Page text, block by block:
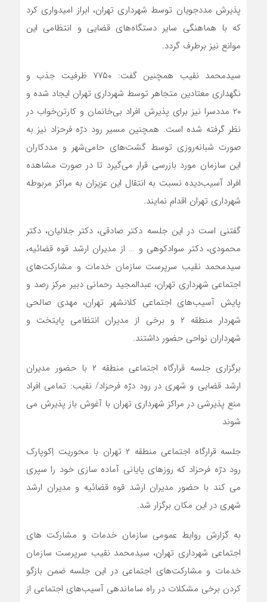
پذیرش مددجویان توسط شهرداری تهران، ابراز امیدواری کرد
که با هماهنگی سایر دستگاه‌های قضایی و انتظامی این
موانع نیز برطرف گردد.
سید‌محمد نقیب همچنین گفت: ۷۷۵۰ ظرفیت جذب و
نگهداری معتادین متجاهر توسط شهرداری تهران ایجاد شده و
۲۰ مددسرا نیز برای پذیرش افراد بی‌خانمان و کارتن‌خواب در
نظر گرفته شده است. همچنین مسیر رود درّه فرحزاد نیز به
صورت شبانه‌روزی توسط گشت‌های حامی‌شهر و مددکاران
این سازمان مورد بازرسی قرار می‌گیرد تا در صورت مشاهده
افراد آسیب‌دیده نسبت به انتقال این عزیزان به مراکز مربوطه
شهرداری تهران اقدام نمایند.
گفتنی است در این جلسه دکتر صادقی، دکتر جلالیان، دکتر
محمودی، دکتر سوادکوهی و … از مدیران ارشد قوه قضائیه،
سیدمحمد نقیب سرپرست سازمان خدمات و مشارکت‌های
اجتماعی شهرداری تهران، عبدالمجید رحمانی دبیر مرکز رصد و
پایش آسیب‌های اجتماعی کلانشهر تهران، مهدی صالحی
شهردار منطقه ۲ و برخی از مدیران انتظامی پایتخت و
شهرداران نواحی حضور داشتند.
برگزاری جلسه قرارگاه اجتماعی منطقه ۲ با حضور مدیران
ارشد قضایی و شهری در رود درّه فرحزاد/ نقیب: تمامی افراد
منع پذیرشی در مراکز شهرداری تهران با آغوش باز پذیرش می
شوند
جلسه قرارگاه اجتماعی منطقه ۲ تهران با محوریت اِکوپارک
رود درّه فرحزاد که روزهای پایانی آماده سازی خود را سپری
می کند با حضور مدیران ارشد قوه قضائیه و مدیران ارشد
شهری در این مکان برگزار شد.
به گزارش روابط عمومی سازمان خدمات و مشارکت های
اجتماعی شهرداری تهران، سیدمحمد نقیب سرپرست سازمان
خدمات و مشارکت‌های اجتماعی در این جلسه ضمن بازگو
کردن برخی مشکلات در راه ساماندهی آسیب‌های اجتماعی از